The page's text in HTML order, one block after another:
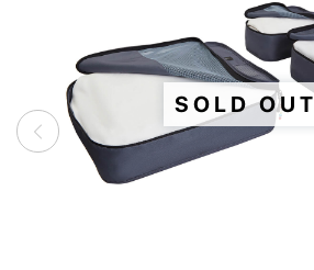
SOLD OUT